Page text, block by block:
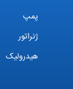
پمپ
ژنراتور
هیدرولیک